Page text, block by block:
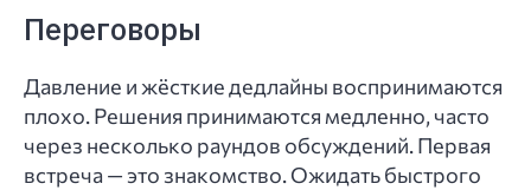
Переговоры
Давление и жёсткие дедлайны воспринимаются
плохо. Решения принимаются медленно, часто
через несколько раундов обсуждений. Первая
встреча — это знакомство. Ожидать быстрого